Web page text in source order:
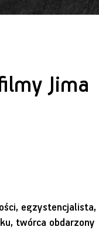
Jima
egzystencjalista,
twórca obdarzony